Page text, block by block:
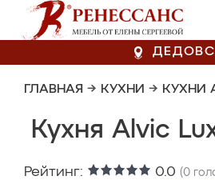
ГЛАВНАЯ → КУХНИ → КУХНИ
Кухня Alvic
Рейтинг: 0.0 (0